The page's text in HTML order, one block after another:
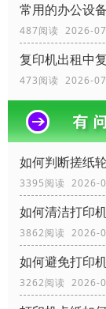
常用的办公设
487阅读 2026-
复印机出租中
473阅读 2026-
如何判断搓纸
3395阅读 2026-
如何清洁打印
3862阅读 2026-
如何避免打印
3262阅读 2026-